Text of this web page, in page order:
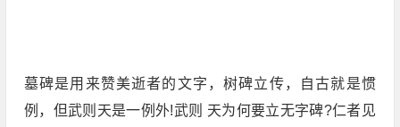
墓碑是用来赞美逝者的文字，树碑立传，自古就是惯
例，但武则天是一例外!武则 天为何要立无字碑?仁者见